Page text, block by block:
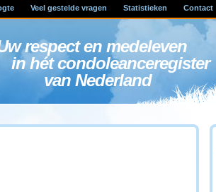
Veel gestelde vragen Statistieken Contact
respect en medeleven
in hét condoleanceregister
van Nederland